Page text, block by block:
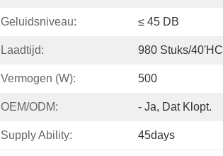
Geluidsniveau: ≤ 45 DB
Laadtijd: 980 Stuks/40'HC
Vermogen (W): 500
OEM/ODM: - Ja, Dat Klopt.
Supply Ability: 45days